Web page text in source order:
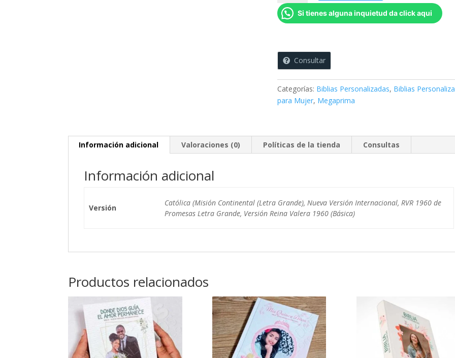
Princesa
cantidad
Si tienes alguna inquietud da click aqui
Consultar
Categorías: Biblias Personalizadas, Biblias
para Mujer, Megaprima
Información adicional Valoraciones (0) Políticas de la tienda Consultas
Información adicional
Versión
Católica (Misión Continental (Letra Grande), Nueva Versión Internacional, RVR 1960 de
Promesas Letra Grande, Versión Reina Valera 1960 (Básica)
Productos relacionados